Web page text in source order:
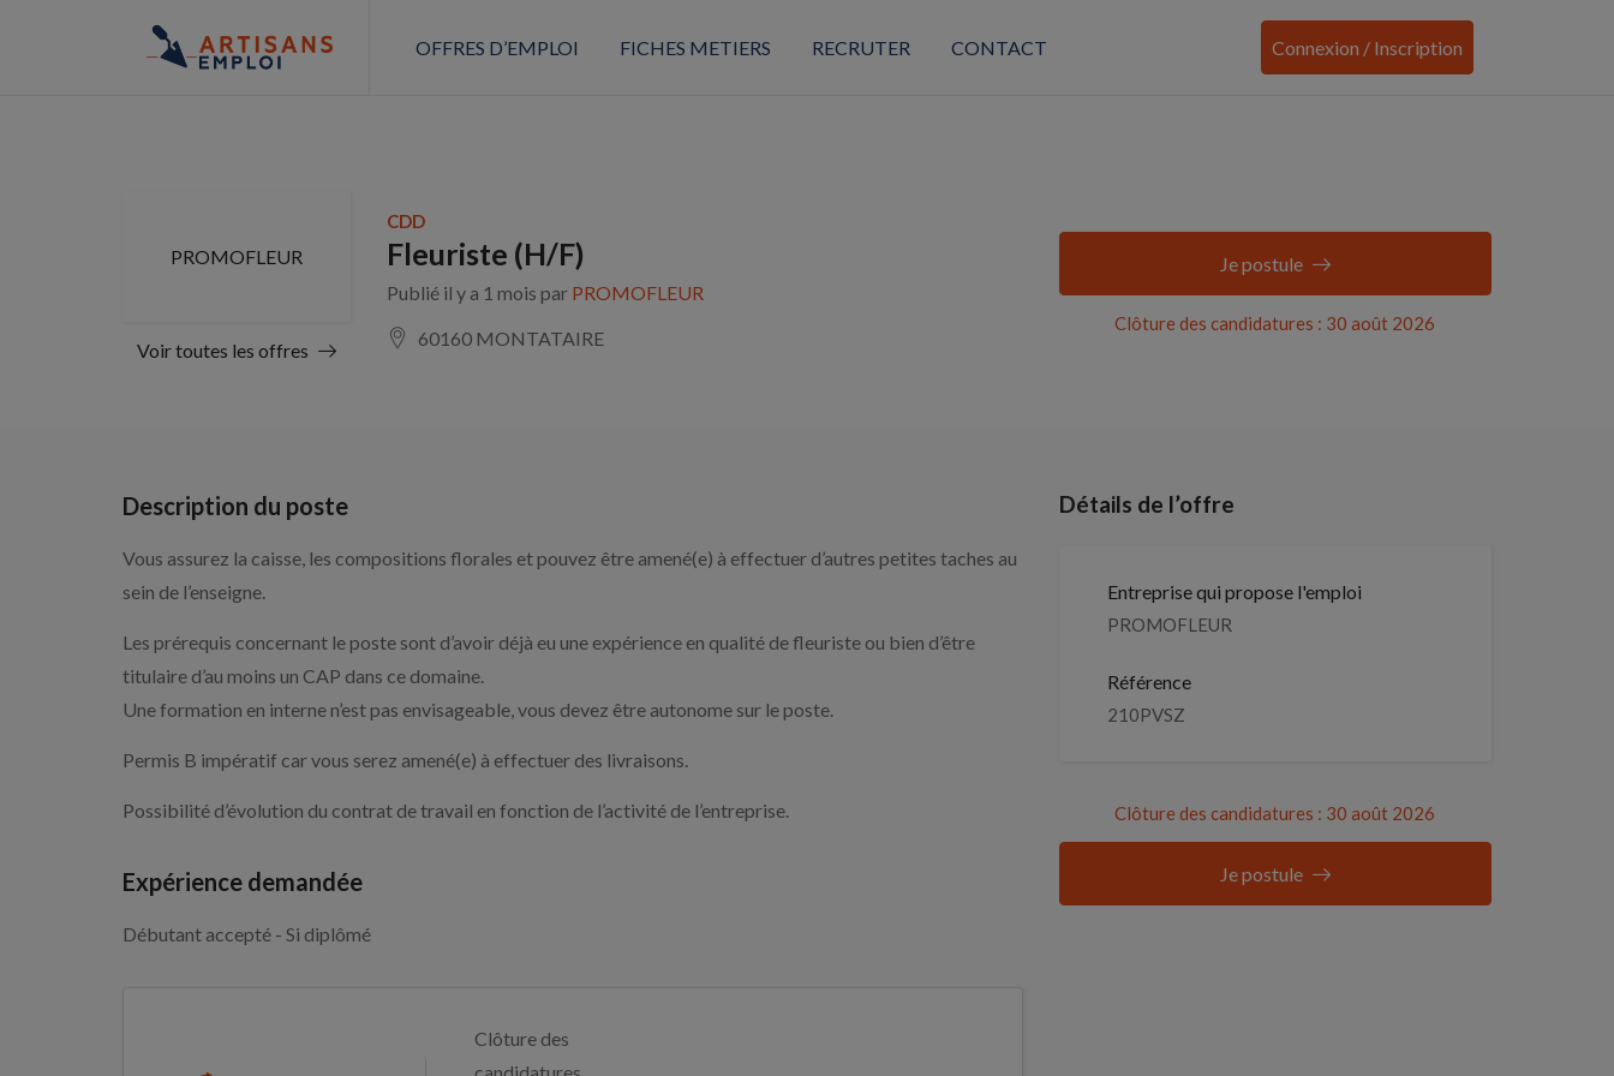
OFFRES D’EMPLOI FICHES METIERS RECRUTER CONTACT Connexion / Inscription
PROMOFLEUR
Voir toutes les offres
CDD
Fleuriste (H/F)
Publié il y a 1 mois par PROMOFLEUR
60160 MONTATAIRE
Clôture des candidatures : 30 août 2026
Je postule
Description du poste
Vous assurez la caisse, les compositions florales et pouvez être amené(e) à effectuer d’autres petites taches au
sein de l’enseigne.
Les prérequis concernant le poste sont d’avoir déjà eu une expérience en qualité de fleuriste ou bien d’être
titulaire d’au moins un CAP dans ce domaine.
Une formation en interne n’est pas envisageable, vous devez être autonome sur le poste.
Permis B impératif car vous serez amené(e) à effectuer des livraisons.
Possibilité d’évolution du contrat de travail en fonction de l’activité de l’entreprise.
Expérience demandée
Débutant accepté - Si diplômé
Clôture des
Détails de l’offre
Entreprise qui propose l'emploi
PROMOFLEUR
Référence
210PVSZ
Clôture des candidatures : 30 août 2026
Je postule